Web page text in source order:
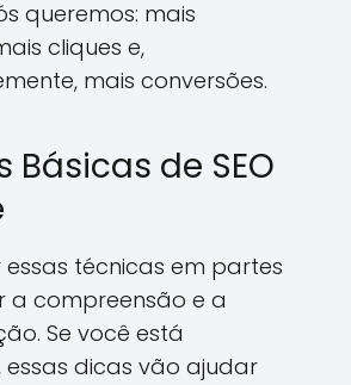
queremos: mais
cliques e,
mais conversões.
Básicas de SEO
essas técnicas em partes
a compreensão e a
Se você está
dicas vão ajudar